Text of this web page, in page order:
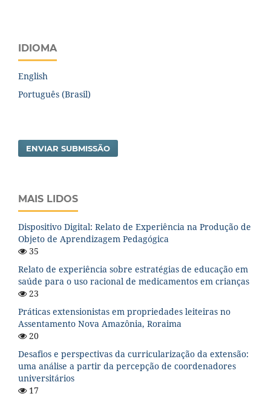
IDIOMA
English
Português (Brasil)
ENVIAR SUBMISSÃO
MAIS LIDOS
Dispositivo Digital: Relato de Experiência na Produção de
Objeto de Aprendizagem Pedagógica
35
Relato de experiência sobre estratégias de educação em
saúde para o uso racional de medicamentos em crianças
23
Práticas extensionistas em propriedades leiteiras no
Assentamento Nova Amazônia, Roraima
20
Desafios e perspectivas da curricularização da extensão:
uma análise a partir da percepção de coordenadores
universitários
17